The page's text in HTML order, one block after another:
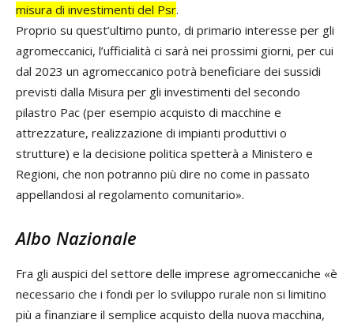
misura di investimenti del Psr.
Proprio su quest’ultimo punto, di primario interesse per gli
agromeccanici, l’ufficialità ci sarà nei prossimi giorni, per cui
dal 2023 un agromeccanico potrà beneficiare dei sussidi
previsti dalla Misura per gli investimenti del secondo
pilastro Pac (per esempio acquisto di macchine e
attrezzature, realizzazione di impianti produttivi o
strutture) e la decisione politica spetterà a Ministero e
Regioni, che non potranno più dire no come in passato
appellandosi al regolamento comunitario».
Albo Nazionale
Fra gli auspici del settore delle imprese agromeccaniche «è
necessario che i fondi per lo sviluppo rurale non si limitino
più a finanziare il semplice acquisto della nuova macchina,